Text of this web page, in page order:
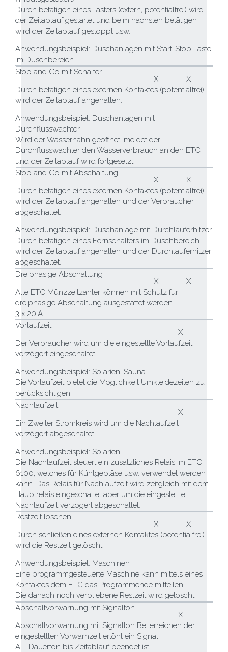
Durch betätigen eines Tasters (extern, potentialfrei) wird
der Zeitablauf gestartet und beim nächsten betätigen
wird der Zeitablauf gestoppt usw..
Anwendungsbeispiel: Duschanlagen mit Start-Stop-Taste
im Duschbereich
Stop and Go mit Schalter
X
X
Durch betätigen eines externen Kontaktes (potentialfrei)
wird der Zeitablauf angehalten.
Anwendungsbeispiel: Duschanlagen mit
Durchflusswächter
Wird der Wasserhahn geöffnet, meldet der
Durchflusswächter den Wasserverbrauch an den ETC
und der Zeitablauf wird fortgesetzt.
Stop and Go mit Abschaltung
X
X
Durch betätigen eines externen Kontaktes (potentialfrei)
wird der Zeitablauf angehalten und der Verbraucher
abgeschaltet.
Anwendungsbeispiel: Duschanlage mit Durchlauferhitzer
Durch betätigen eines Fernschalters im Duschbereich
wird der Zeitablauf angehalten und der Durchlauferhitzer
abgeschaltet.
Dreiphasige Abschaltung
X
X
Alle ETC Münzzeitzähler können mit Schütz für
dreiphasige Abschaltung ausgestattet werden.
3 x 20 A
Vorlaufzeit
X
Der Verbraucher wird um die eingestellte Vorlaufzeit
verzögert eingeschaltet.
Anwendungsbeispiel: Solarien, Sauna
Die Vorlaufzeit bietet die Möglichkeit Umkleidezeiten zu
berücksichtigen.
Nachlaufzeit
X
Ein Zweiter Stromkreis wird um die Nachlaufzeit
verzögert abgeschaltet.
Anwendungsbeispiel: Solarien
Die Nachlaufzeit steuert ein zusätzliches Relais im ETC
6100, welches für Kühlgebläse usw. verwendet werden
kann. Das Relais für Nachlaufzeit wird zeitgleich mit dem
Hauptrelais eingeschaltet aber um die eingestellte
Nachlaufzeit verzögert abgeschaltet.
Restzeit löschen
X
X
Durch schließen eines externen Kontaktes (potentialfrei)
wird die Restzeit gelöscht.
Anwendungsbeispiel: Maschinen
Eine programmgesteuerte Maschine kann mittels eines
Kontaktes dem ETC das Programmende mitteilen.
Die danach noch verbliebene Restzeit wird gelöscht.
Abschaltvorwarnung mit Signalton
X
Abschaltvorwarnung mit Signalton Bei erreichen der
eingestellten Vorwarnzeit ertönt ein Signal.
A – Dauerton bis Zeitablauf beendet ist